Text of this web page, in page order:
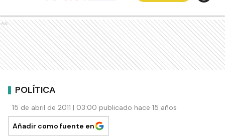
Ads
POLÍTICA
15 de abril de 2011 | 03:00 publicado hace 15 años
Añadir como fuente en